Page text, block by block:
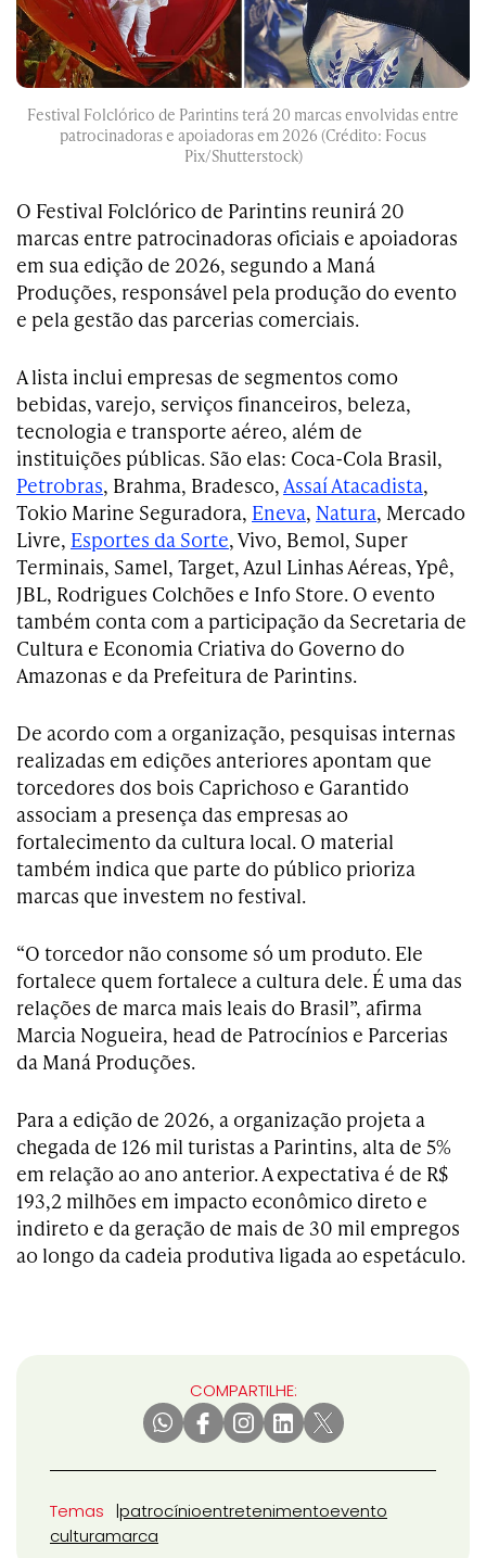
Festival Folclórico de Parintins terá 20 marcas envolvidas entre
patrocinadoras e apoiadoras em 2026 (Crédito: Focus
Pix/Shutterstock)
O Festival Folclórico de Parintins reunirá 20
marcas entre patrocinadoras oficiais e apoiadoras
em sua edição de 2026, segundo a Maná
Produções, responsável pela produção do evento
e pela gestão das parcerias comerciais.
A lista inclui empresas de segmentos como
bebidas, varejo, serviços financeiros, beleza,
tecnologia e transporte aéreo, além de
instituições públicas. São elas: Coca-Cola Brasil,
Petrobras, Brahma, Bradesco,Assaí Atacadista,
Tokio Marine Seguradora, Eneva, Natura, Mercado
Livre, Esportes da Sorte, Vivo, Bemol, Super
Terminais, Samel, Target, Azul Linhas Aéreas, Ypê,
JBL, Rodrigues Colchões e Info Store. O evento
também conta com a participação da Secretaria de
Cultura e Economia Criativa do Governo do
Amazonas e da Prefeitura de Parintins.
De acordo com a organização, pesquisas internas
realizadas em edições anteriores apontam que
torcedores dos bois Caprichoso e Garantido
associam a presença das empresas ao
fortalecimento da cultura local. O material
também indica que parte do público prioriza
marcas que investem no festival.
“O torcedor não consome só um produto. Ele
fortalece quem fortalece a cultura dele. É uma das
relações de marca mais leais do Brasil”, afirma
Marcia Nogueira, head de Patrocínios e Parcerias
da Maná Produções.
Para a edição de 2026, a organização projeta a
chegada de 126 mil turistas a Parintins, alta de 5%
em relação ao ano anterior. A expectativa é de R$
193,2 milhões em impacto econômico direto e
indireto e da geração de mais de 30 mil empregos
ao longo da cadeia produtiva ligada ao espetáculo.
COMPARTILHE:
Temas patrocínioentretenimentoevento
culturamarca